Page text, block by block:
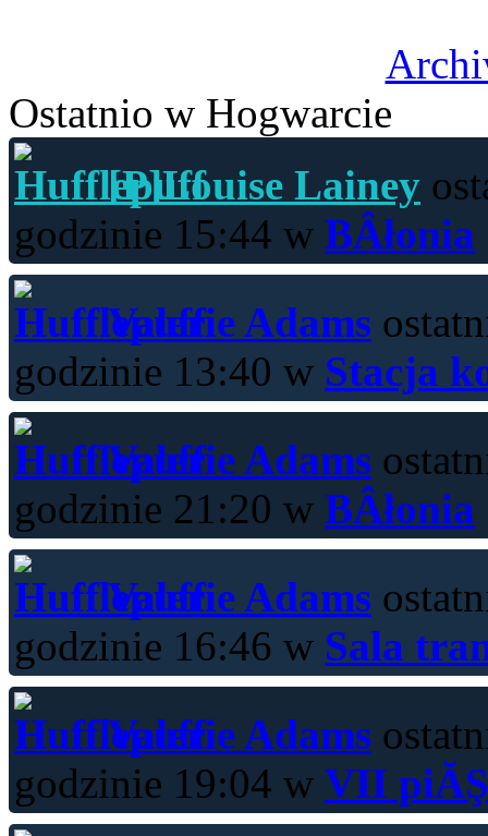
Ostatnio w Hogwarcie
[P]Louise Lainey
godzinie 15:44 w BÂłonia
Valerie Adams
godzinie 13:40 w Stacja
Valerie Adams
godzinie 21:20 w BÂłonia
Valerie Adams
godzinie 16:46 w Sala
Valerie Adams
godzinie 19:04 w VII